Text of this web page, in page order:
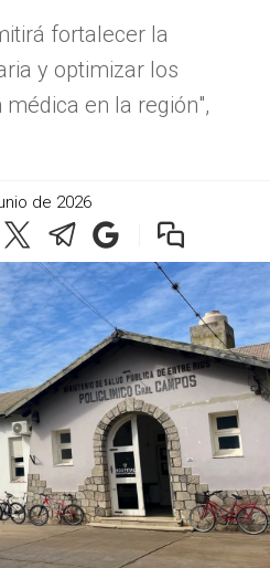
fortalecer la
y optimizar los
en la región",
de 2026